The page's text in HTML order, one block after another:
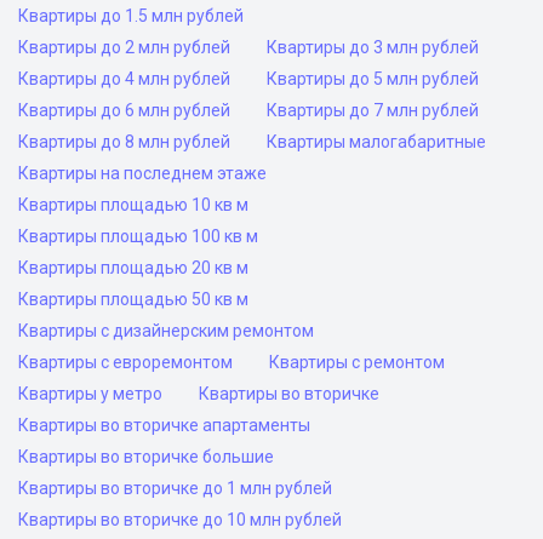
Квартиры до 1.5 млн рублей
Квартиры до 2 млн рублей
Квартиры до 3 млн рублей
Квартиры до 4 млн рублей
Квартиры до 5 млн рублей
Квартиры до 6 млн рублей
Квартиры до 7 млн рублей
Квартиры до 8 млн рублей
Квартиры малогабаритные
Квартиры на последнем этаже
Квартиры площадью 10 кв м
Квартиры площадью 100 кв м
Квартиры площадью 20 кв м
Квартиры площадью 50 кв м
Квартиры с дизайнерским ремонтом
Квартиры с евроремонтом
Квартиры с ремонтом
Квартиры у метро
Квартиры во вторичке
Квартиры во вторичке апартаменты
Квартиры во вторичке большие
Квартиры во вторичке до 1 млн рублей
Квартиры во вторичке до 10 млн рублей